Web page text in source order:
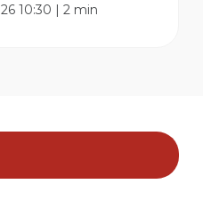
10:30 |2 min